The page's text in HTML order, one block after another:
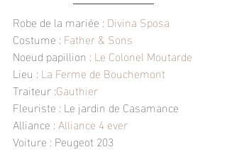
Robe de la mariée : Divina Sposa
Costume : Father & Sons
Noeud papillion : Le Colonel Moutarde
Lieu : La Ferme de Bouchemont
Traiteur :Gauthier
Fleuriste : Le jardin de Casamance
Alliance : Alliance 4 ever
Voiture : Peugeot 203